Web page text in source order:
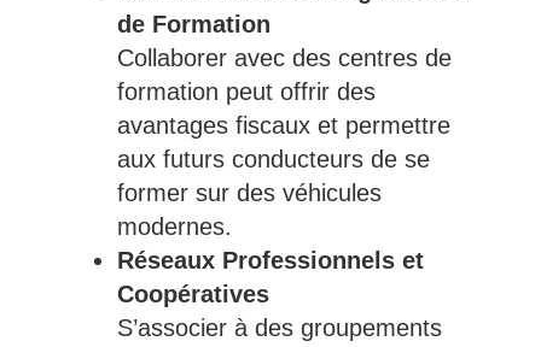
de Formation
Collaborer avec des centres de
formation peut offrir des
avantages fiscaux et permettre
aux futurs conducteurs de se
former sur des véhicules
modernes.
Réseaux Professionnels et
Coopératives
S’associer à des groupements